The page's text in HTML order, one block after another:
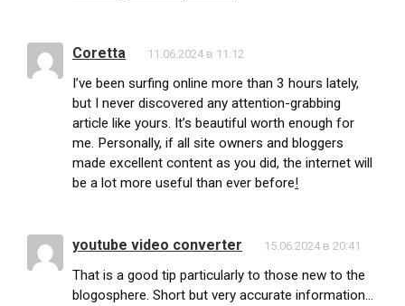
Coretta 11.06.2024 в 11:12
I’ve been surfing online more than 3 hours lately,
but I never discovered any attention-grabbing
article like yours. It’s beautiful worth enough for
me. Personally, if all site owners and bloggers
made excellent content as you did, the internet will
be a lot more useful than ever before!
youtube video converter 15.06.2024 в 20:41
That is a good tip particularly to those new to the
blogosphere. Short but very accurate information…